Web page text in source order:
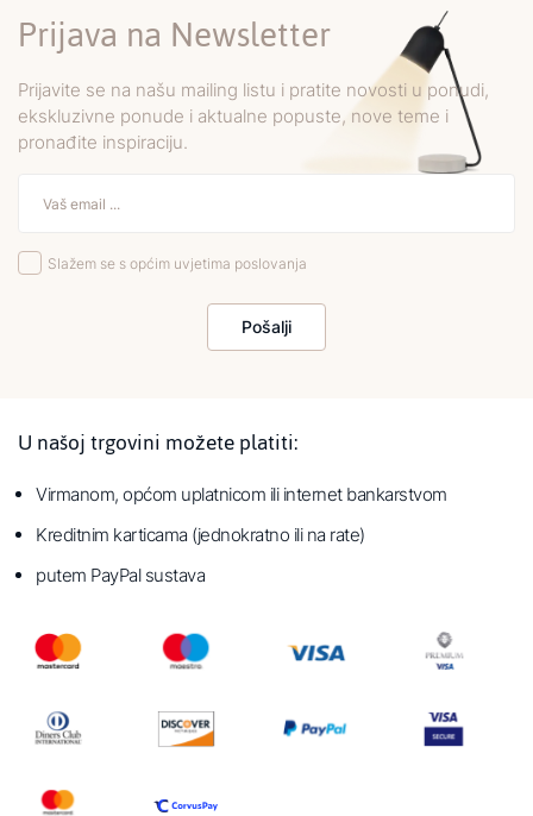
Prijava na Newsletter
Prijavite se na našu mailing listu i pratite novosti u ponudi,
ekskluzivne ponude i aktualne popuste, nove teme i
pronađite inspiraciju.
Slažem se s općim uvjetima poslovanja
Pošalji
U našoj trgovini možete platiti:
Virmanom, općom uplatnicom ili internet bankarstvom
Kreditnim karticama (jednokratno ili na rate)
putem PayPal sustava